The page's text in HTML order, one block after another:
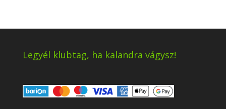
Legyél klubtag, ha kalandra vágysz!